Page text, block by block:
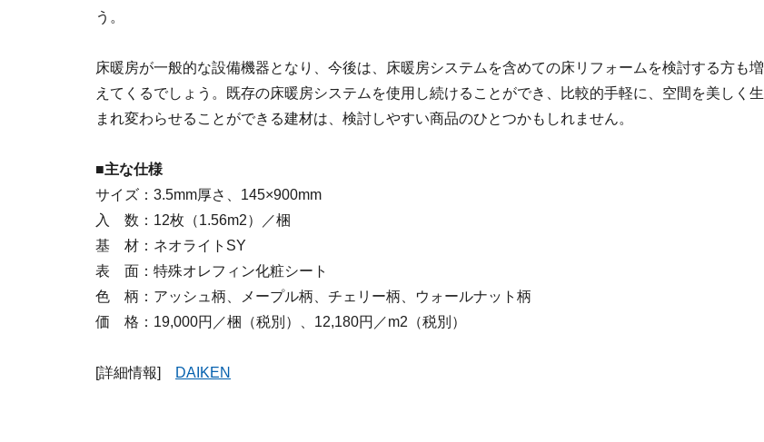
う。
床暖房が一般的な設備機器となり、今後は、床暖房システムを含めての床リフォームを検討する方も増
えてくるでしょう。既存の床暖房システムを使用し続けることができ、比較的手軽に、空間を美しく生
まれ変わらせることができる建材は、検討しやすい商品のひとつかもしれません。
■主な仕様
サイズ：3.5mm厚さ、145×900mm
入 数：12枚（1.56m2）／梱
基 材：ネオライトSY
表 面：特殊オレフィン化粧シート
色 柄：アッシュ柄、メープル柄、チェリー柄、ウォールナット柄
価 格：19,000円／梱（税別）、12,180円／m2（税別）
[詳細情報] DAIKEN